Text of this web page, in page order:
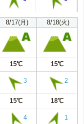
8/17(月) 8/18(火)
15℃ 15℃
3 2
15℃ 18℃
4 1